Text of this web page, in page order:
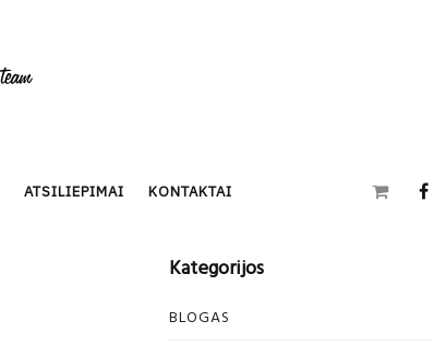
ATSILIEPIMAI KONTAKTAI
Kategorijos
BLOGAS